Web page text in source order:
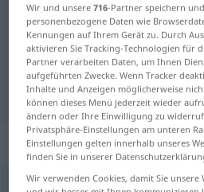
Polnisch-Deutsch
"mniejszy"
"mniejszy" Deutsch
„mniejszy“:
mniejszyadj < komp>
Wir und unsere716-Partner speichern
personenbezogene Daten wie
Kennungen auf Ihrem Gerät zu. Durch
aktivieren Sie Tracking-Technologien für
Partner verarbeiten Daten, um Ihnen
aufgeführten Zwecke. Wenn Tracker
Inhalte und Anzeigen möglicherweise
können dieses Menü jederzeit wieder
ändern oder Ihre Einwilligung zu
Privatsphäre-Einstellungen am unteren
Einstellungen gelten innerhalb unseres
finden Sie in unserer
Wir verwenden Cookies, damit Sie unsere